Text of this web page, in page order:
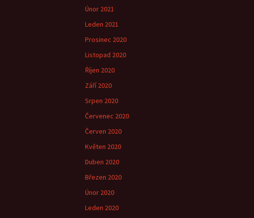
Únor 2021
Leden 2021
Prosinec 2020
Listopad 2020
Říjen 2020
Září 2020
Srpen 2020
Červenec 2020
Červen 2020
Květen 2020
Duben 2020
Březen 2020
Únor 2020
Leden 2020